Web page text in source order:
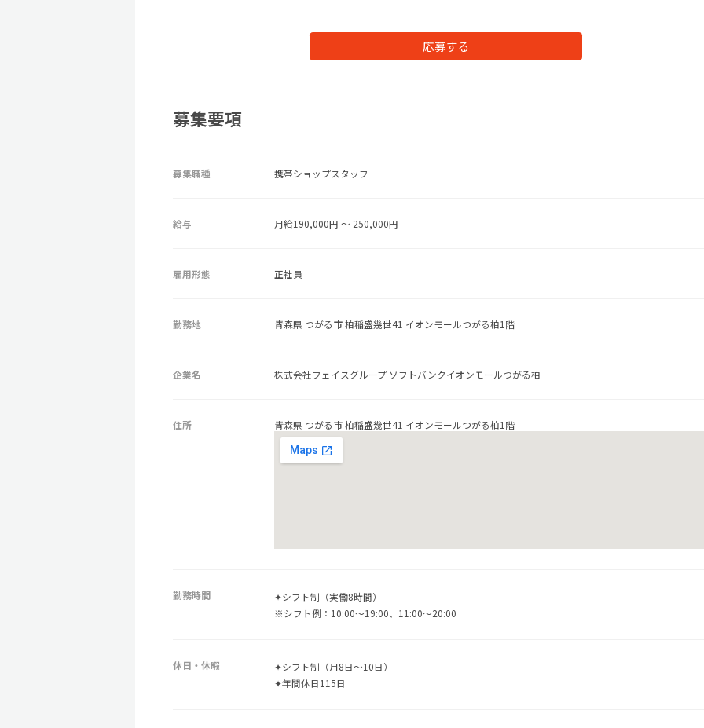
応募する
募集要項
募集職種 携帯ショップスタッフ
給与 月給190,000円 ～ 250,000円
雇用形態 正社員
勤務地 青森県 つがる市 柏稲盛幾世41 イオンモールつがる柏1階
企業名 株式会社フェイスグループ ソフトバンクイオンモールつがる柏
住所 青森県 つがる市 柏稲盛幾世41 イオンモールつがる柏1階
勤務時間
✦シフト制（実働8時間）
※シフト例：10:00～19:00、11:00～20:00
休日・休暇
✦シフト制（月8日～10日）
✦年間休日115日